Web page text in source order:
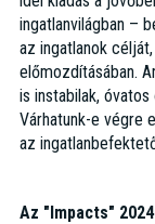
ingatlanvilágban –
az ingatlanok
előmozdításában.
is instabilak,
Várhatunk-e végre
az
Az "Impacts"